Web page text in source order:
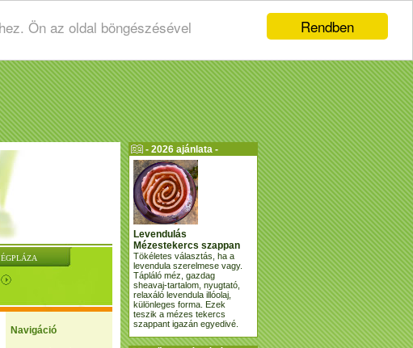
Rendben
Ön az oldal böngészésével
Navigáció
- 2026 ajánlata -
Levendulás
Mézestekercs szappan
Tökéletes választás, ha a
levendula szerelmese vagy.
Tápláló méz, gazdag
sheavaj-tartalom, nyugtató,
relaxáló levendula illóolaj,
különleges forma. Ezek
teszik a mézes tekercs
szappant igazán egyedivé.